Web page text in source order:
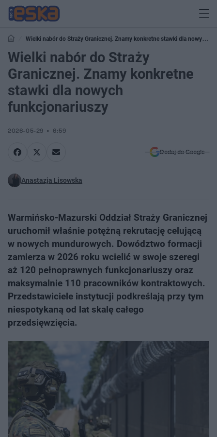
Wielki nabór do Straży Granicznej. Znamy konkretne stawki dla nowych
funkcjonariuszy
Wielki nabór do Straży
Granicznej. Znamy konkretne
stawki dla nowych
funkcjonariuszy
2026-05-29 6:59
Dodaj do Google
Anastazja Lisowska
Warmińsko-Mazurski Oddział Straży Granicznej
uruchomił właśnie potężną rekrutację celującą
w nowych mundurowych. Dowództwo formacji
zamierza w 2026 roku wcielić w swoje szeregi
aż 120 pełnoprawnych funkcjonariuszy oraz
maksymalnie 110 pracowników kontraktowych.
Przedstawiciele instytucji podkreślają przy tym
niespotykaną od lat skalę całego
przedsięwzięcia.